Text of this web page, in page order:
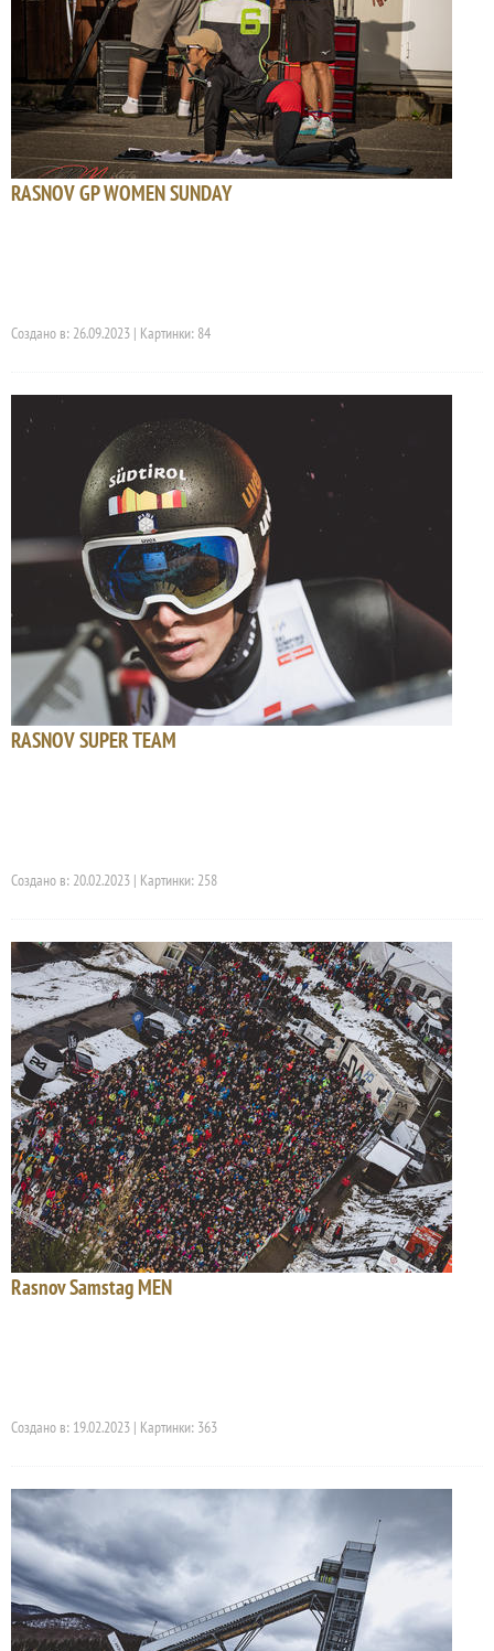
RASNOV GP WOMEN SUNDAY
Создано в: 26.09.2023 | Картинки: 84
RASNOV SUPER TEAM
Создано в: 20.02.2023 | Картинки: 258
Rasnov Samstag MEN
Создано в: 19.02.2023 | Картинки: 363